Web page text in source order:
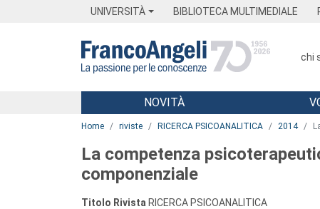
UNIVERSITÀ BIBLIOTECA MULTIMEDIALE
chi
Menu
NOVITÀ
Home riviste RICERCA PSICOANALITICA 2014
La competenza
componenziale
Titolo Rivista RICERCA PSICOANALITICA